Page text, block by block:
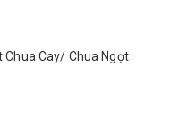
Chua Cay/ Chua Ngọt